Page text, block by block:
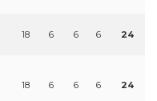
18 6 6 6 24
18 6 6 6 24